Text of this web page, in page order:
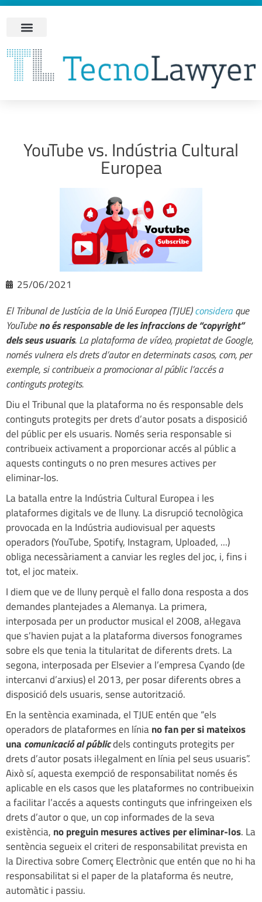
YouTube vs. Indústria Cultural
Europea
25/06/2021
El Tribunal de Justícia de la Unió Europea (TJUE)consideraque
YouTubeno és responsable de les infraccions de “copyright”
dels seus usuaris. La plataforma de vídeo, propietat de Google,
només vulnera els drets d’autor en determinats casos, com, per
exemple, si contribueix a promocionar al públic l’accés a
continguts protegits.
Diu el Tribunal que la plataforma no és responsable dels
continguts protegits per drets d’autor posats a disposició
del públic per els usuaris. Només seria responsable si
contribueix activament a proporcionar accés al públic a
aquests continguts o no pren mesures actives per
eliminar-los.
La batalla entre la Indústria Cultural Europea i les
plataformes digitals ve de lluny. La disrupció tecnològica
provocada en la Indústria audiovisual per aquests
operadors (YouTube, Spotify, Instagram, Uploaded, ...)
obliga necessàriament a canviar les regles del joc, i, fins i
tot, el joc mateix.
I diem que ve de lluny perquè el fallo dona resposta a dos
demandes plantejades a Alemanya. La primera,
interposada per un productor musical el 2008, al·legava
que s’havien pujat a la plataforma diversos fonogrames
sobre els que tenia la titularitat de diferents drets. La
segona, interposada per Elsevier a l’empresa Cyando (de
intercanvi d’arxius) el 2013, per posar diferents obres a
disposició dels usuaris, sense autorització.
En la sentència examinada, el TJUE entén que “els
operadors de plataformes en líniano fan per si mateixos
una comunicació al públicdels continguts protegits per
drets d’autor posats il·legalment en línia pel seus usuaris”.
Això sí, aquesta exempció de responsabilitat només és
aplicable en els casos que les plataformes no contribueixin
a facilitar l’accés a aquests continguts que infringeixen els
drets d’autor o que, un cop informades de la seva
existència, no preguin mesures actives per eliminar-los. La
sentència segueix el criteri de responsabilitat prevista en
la Directiva sobre Comerç Electrònic que entén que no hi ha
responsabilitat si el paper de la plataforma és neutre,
automàtic i passiu.